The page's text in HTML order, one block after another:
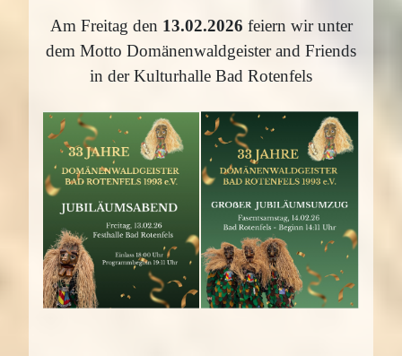
Am Freitag den 13.02.2026 feiern wir unter
dem Motto Domänenwaldgeister and Friends
in der Kulturhalle Bad Rotenfels